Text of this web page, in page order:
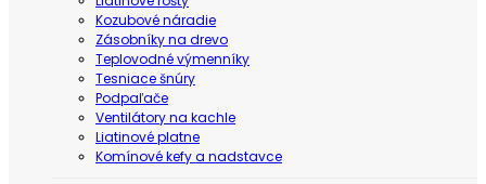
Kozubové náradie
Zásobníky na drevo
Teplovodné výmenníky
Tesniace šnúry
Podpaľače
Ventilátory na kachle
Liatinové platne
Komínové kefy a nadstavce